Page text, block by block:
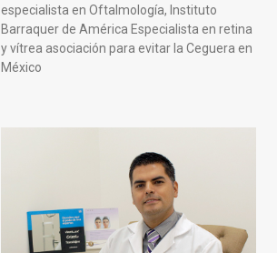
especialista en Oftalmología, Instituto
Barraquer de América Especialista en retina
y vítrea asociación para evitar la Ceguera en
México